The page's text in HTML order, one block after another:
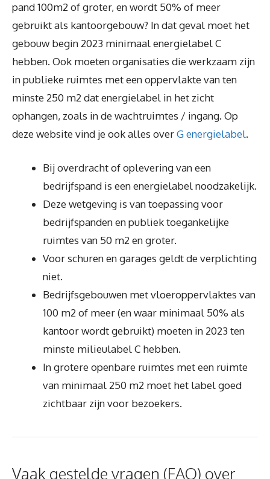
pand 100m2 of groter, en wordt 50% of meer
gebruikt als kantoorgebouw? In dat geval moet het
gebouw begin 2023 minimaal energielabel C
hebben. Ook moeten organisaties die werkzaam zijn
in publieke ruimtes met een oppervlakte van ten
minste 250 m2 dat energielabel in het zicht
ophangen, zoals in de wachtruimtes / ingang. Op
deze website vind je ook alles overG energielabel.
Bij overdracht of oplevering van een
bedrijfspand is een energielabel noodzakelijk.
Deze wetgeving is van toepassing voor
bedrijfspanden en publiek toegankelijke
ruimtes van 50 m2 en groter.
Voor schuren en garages geldt de verplichting
niet.
Bedrijfsgebouwen met vloeroppervlaktes van
100 m2 of meer (en waar minimaal 50% als
kantoor wordt gebruikt) moeten in 2023 ten
minste milieulabel C hebben.
In grotere openbare ruimtes met een ruimte
van minimaal 250 m2 moet het label goed
zichtbaar zijn voor bezoekers.
Vaak gestelde vragen (FAQ) over